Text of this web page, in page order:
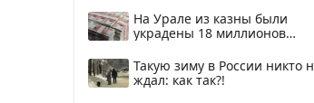
На Урале из казны были
украдены 18 миллионов
Такую зиму в России никто
ждал: как так?!